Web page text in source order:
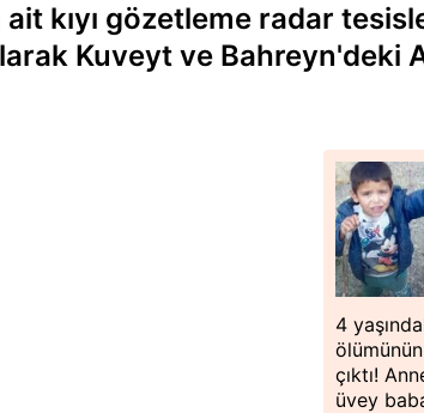
kıyı gözetleme radar
Kuveyt ve Bahreyn'deki
4
çıktı!
üvey